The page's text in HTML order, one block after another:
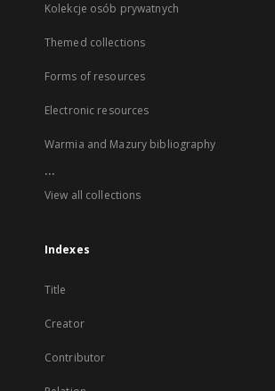
Kolekcje osób prywatnych
Themed collections
Forms of resources
Electronic resources
Warmia and Mazury bibliography
...
View all collections
Indexes
Title
Creator
Contributor